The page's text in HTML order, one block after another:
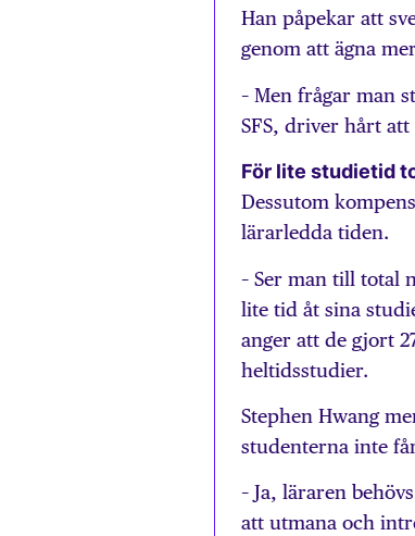
Han påpekar att
genom att ägna
– Men frågar man
SFS, driver hårt
För lite studietid
Dessutom
lärarledda tiden.
– Ser man till total
lite tid åt sina
anger att de gjort
heltidsstudier.
Stephen Hwang
studenterna inte
– Ja, läraren
att utmana och